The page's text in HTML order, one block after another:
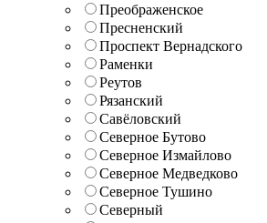
Преображенское
Пресненский
Проспект Вернадского
Раменки
Реутов
Рязанский
Савёловский
Северное Бутово
Северное Измайлово
Северное Медведково
Северное Тушино
Северный